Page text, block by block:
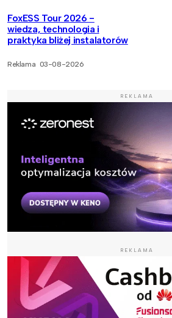
FoxESS Tour 2026 -
wiedza, technologia i
praktyka bliżej instalatorów
Reklama 03-08-2026
REKLAMA
REKLAMA